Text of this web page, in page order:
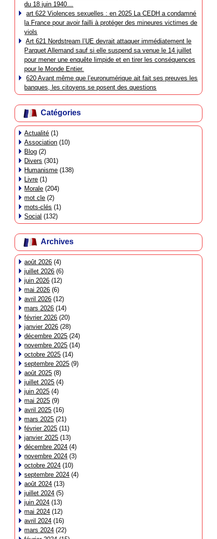
du 18 juin 1940…
art 622 Violences sexuelles : en 2025 La CEDH a condamné
la France pour avoir failli à protéger des mineures victimes de
viols
Art 621 Nordstream l’UE devrait attaquer immédiatement le
Parquet Allemand sauf si elle suspend sa venue le 14 juillet
pour mener une enquête limpide et en tirer les conséquences
pour le Monde Entier.
620 Avant même que l’euronumérique ait fait ses preuves les
banques, les citoyens se posent des questions
Catégories
Actualité (1)
Association (10)
Blog (2)
Divers (301)
Humanisme (138)
Livre (1)
Morale (204)
mot cle (2)
mots-clés (1)
Social (132)
Archives
août 2026 (4)
juillet 2026 (6)
juin 2026 (12)
mai 2026 (6)
avril 2026 (12)
mars 2026 (14)
février 2026 (20)
janvier 2026 (28)
décembre 2025 (24)
novembre 2025 (14)
octobre 2025 (14)
septembre 2025 (9)
août 2025 (8)
juillet 2025 (4)
juin 2025 (4)
mai 2025 (9)
avril 2025 (16)
mars 2025 (21)
février 2025 (11)
janvier 2025 (13)
décembre 2024 (4)
novembre 2024 (3)
octobre 2024 (10)
septembre 2024 (4)
août 2024 (13)
juillet 2024 (5)
juin 2024 (13)
mai 2024 (12)
avril 2024 (16)
mars 2024 (22)